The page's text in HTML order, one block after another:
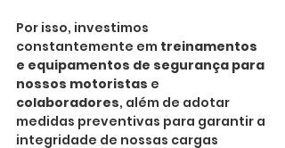
Por isso, investimos
constantemente em treinamentos
e equipamentos de segurança para
nossos motoristas e
colaboradores, além de adotar
medidas preventivas para garantir a
integridade de nossas cargas